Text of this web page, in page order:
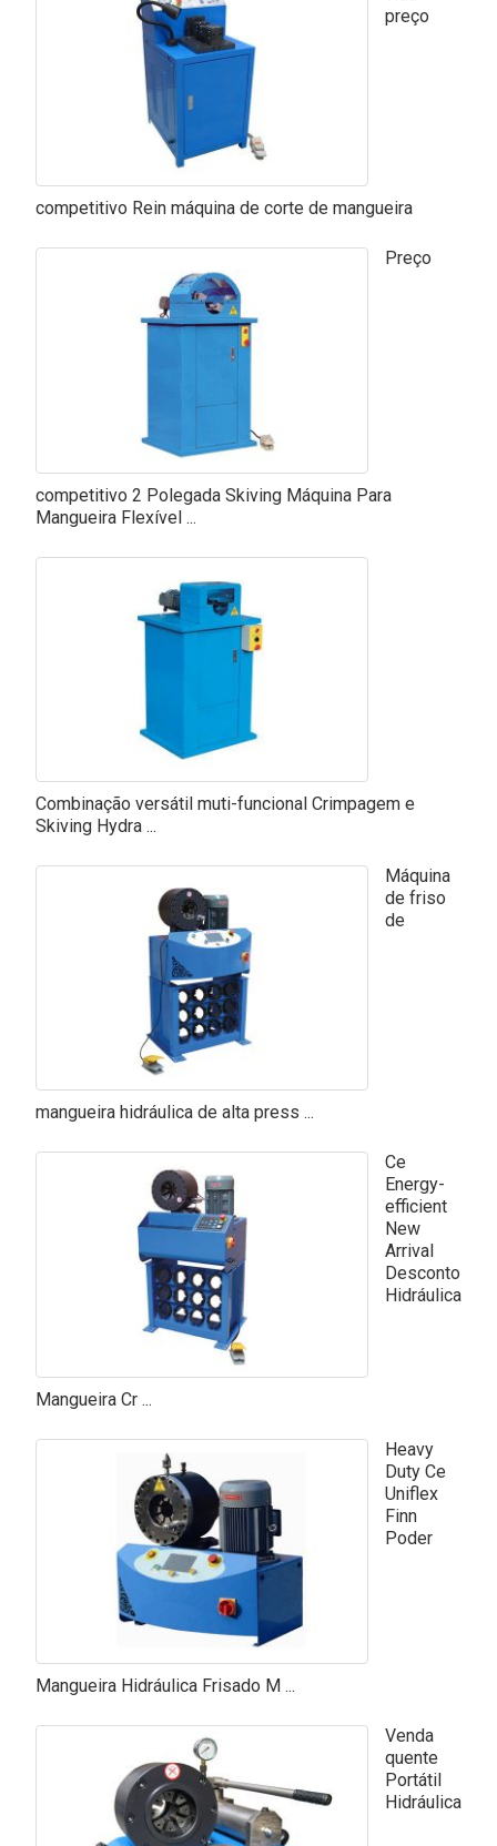
preço
competitivo Rein máquina de corte de mangueira
Preço
competitivo 2 Polegada Skiving Máquina Para
Mangueira Flexível ...
Combinação versátil muti-funcional Crimpagem e
Skiving Hydra ...
Máquina
de friso
de
mangueira hidráulica de alta press ...
Ce
Energy-
efficient
New
Arrival
Desconto
Hidráulica
Mangueira Cr ...
Heavy
Duty Ce
Uniflex
Finn
Poder
Mangueira Hidráulica Frisado M ...
Venda
quente
Portátil
Hidráulica